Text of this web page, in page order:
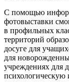
С помощью
фотовыставки
в профильных
территорий
досуге для
для
учреждениях для